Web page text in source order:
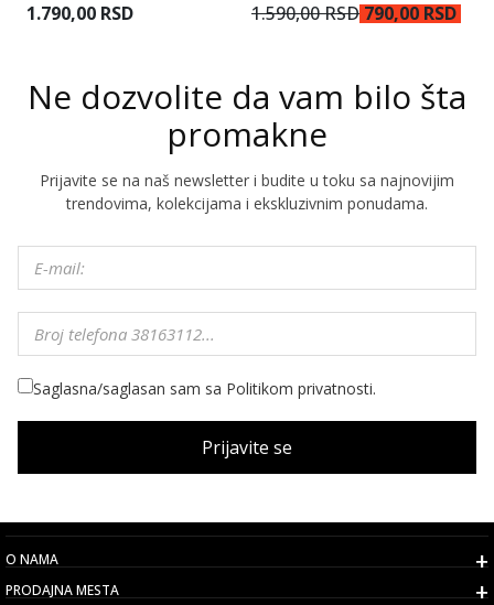
1.790,00 RSD 1.590,00 RSD 790,00 RSD
Ne dozvolite da vam bilo šta
promakne
Prijavite se na naš newsletter i budite u toku sa najnovijim
trendovima, kolekcijama i ekskluzivnim ponudama.
Saglasna/saglasan sam sa Politikom privatnosti.
Prijavite se
O NAMA
PRODAJNA MESTA